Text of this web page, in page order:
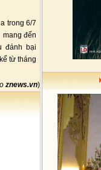
trong 6/7
mang đến
đánh bại
từ tháng
znews.vn)